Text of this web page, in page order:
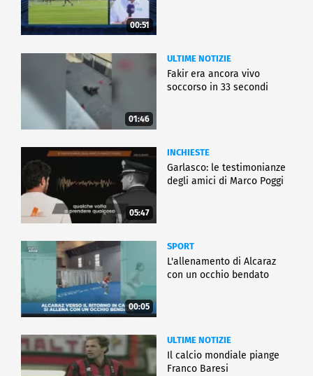
00:51
01:46
ULTIME NOTIZIE
Fakir era ancora vivo
soccorso in 33 secondi
05:47
INCHIESTE
Garlasco: le testimonianze
degli amici di Marco Poggi
00:05
SPORT
L'allenamento di Alcaraz
con un occhio bendato
ULTIME NOTIZIE
Il calcio mondiale piange
Franco Baresi